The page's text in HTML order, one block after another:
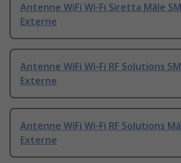
Antenne WiFi Wi-Fi Siretta Mâle
Externe
Antenne WiFi Wi-Fi RF Solutions
Externe
Antenne WiFi Wi-Fi RF Solutions
Externe